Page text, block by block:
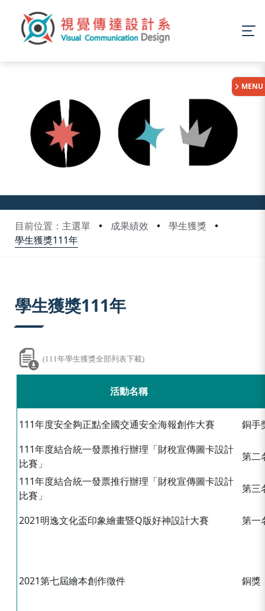
目前位置：主選單 成果績效
學生獲獎
學生獲獎111年
MENU
學生獲獎111年
(111年學生獲獎全部列表下載)
活動名稱
111年度安全夠正點全國交通安全海報創作大賽
銅手
111年度結合統一發票推行辦理「財稅宣傳圖卡設計
比賽」
第二
111年度結合統一發票推行辦理「財稅宣傳圖卡設計
比賽」
第三
2021明逸文化盃印象繪畫暨Q版好神設計大賽 第一
2021第七屆繪本創作徵件 銅獎